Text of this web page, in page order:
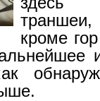
кроме